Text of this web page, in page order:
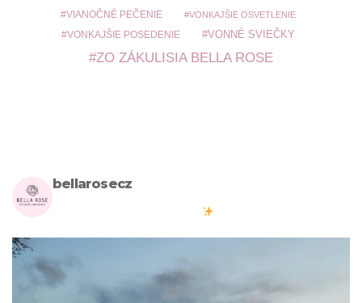
VIANOČNÉ PEČENIE VONKAJŠIE OSVETLENIE
VONKAJŠIE POSEDENIE VONNÉ SVIEČKY
ZO ZÁKULISIA BELLA ROSE
bellarosecz